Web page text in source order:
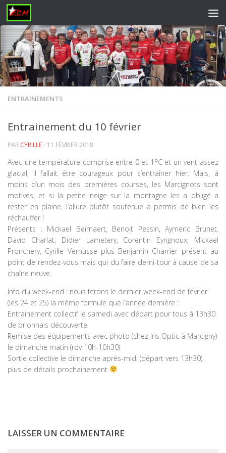
Skip to content
ENTRAINEMENTS
Entrainement du 10 février
PAR CYRILLE · 11 FÉVRIER 2018
Avec une température comprise entre 0 et 1°C et un vent assez
glacial, il fallait être courageux pour s’entraîner hier. Mais, à
moins d’un mois des premières courses, les Marcignots sont
motivés; et si la petite neige sur la montagne les a obligé a
rester en plaine, l’allure plutôt soutenue a permis de bien les
réchauffer !
Présents : Mickael Beirnaert, Benoit Pessin, Aymeric Brunet,
David Charlat, Didier Lametery, Corentin Eyrignoux, Mickael
Pronchery, Cyrille Vernusse plus Benjamin Charrier présent au
point de rendez-vous mais qui du faire demi-tour à cause de sa
chaîne neuve.
Info du week-end : nous ferons le dernier week-end de février
(les 24 et 25) la même formule que l’année dernière :
Entrainement collectif le samedi avec départ pour tous à 13h30
de brionnais découverte
Remise des équipements avec photo (chez Iris Optic à Marcigny)
le dimanche matin (rdv 10h-10h30)
Sortie collective le dimanche après-midi (départ vers 13h30)
plus de détails prochainement
LAISSER UN COMMENTAIRE